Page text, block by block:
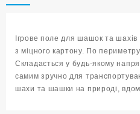
та
см
Q033
кількість
Ігрове поле для шашок та
з міцного картону. По
Складається у будь-якому
самим зручно для
шахи та шашки на природі,